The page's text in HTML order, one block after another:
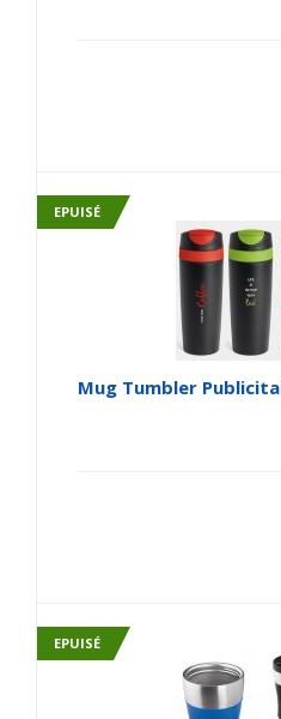
EPUISÉ
Mug Tumbler
EPUISÉ